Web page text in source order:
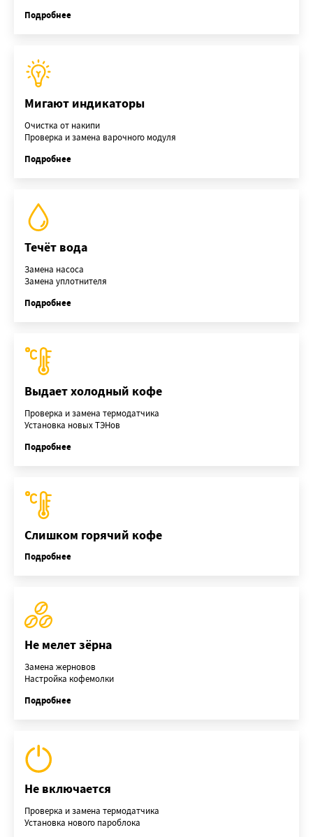
Подробнее
Мигают индикаторы
Очистка от накипи
Проверка и замена варочного модуля
Подробнее
Течёт вода
Замена насоса
Замена уплотнителя
Подробнее
Выдает холодный кофе
Проверка и замена термодатчика
Установка новых ТЭНов
Подробнее
Слишком горячий кофе
Подробнее
Не мелет зёрна
Замена жерновов
Настройка кофемолки
Подробнее
Не включается
Проверка и замена термодатчика
Установка нового пароблока